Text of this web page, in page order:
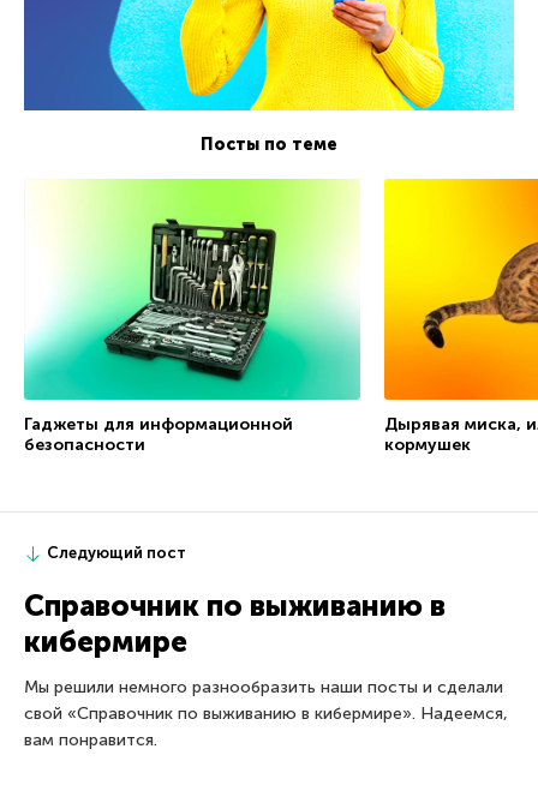
Посты по теме
Гаджеты для информационной
безопасности
Дырявая миска,
кормушек
Следующий пост
Справочник по выживанию в
кибермире
Мы решили немного разнообразить наши посты и сделали
свой «Справочник по выживанию в кибермире». Надеемся,
вам понравится.